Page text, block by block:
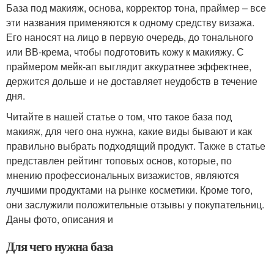
База под макияж, основа, корректор тона, праймер – все
эти названия применяются к одному средству визажа.
Его наносят на лицо в первую очередь, до тонального
или ВВ-крема, чтобы подготовить кожу к макияжу. С
праймером мейк-ап выглядит аккуратнее эффектнее,
держится дольше и не доставляет неудобств в течение
дня.
Читайте в нашей статье о том, что такое база под
макияж, для чего она нужна, какие виды бывают и как
правильно выбрать подходящий продукт. Также в статье
представлен рейтинг топовых основ, которые, по
мнению профессиональных визажистов, являются
лучшими продуктами на рынке косметики. Кроме того,
они заслужили положительные отзывы у покупательниц.
Даны фото, описания и
Для чего нужна база